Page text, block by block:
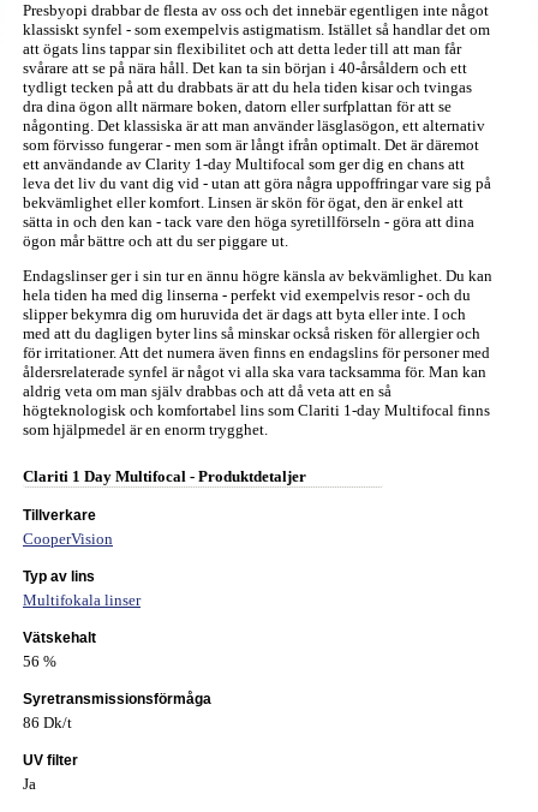
Presbyopi drabbar de flesta av oss och det innebär egentligen inte något
klassiskt synfel - som exempelvis astigmatism. Istället så handlar det om
att ögats lins tappar sin flexibilitet och att detta leder till att man får
svårare att se på nära håll. Det kan ta sin början i 40-årsåldern och ett
tydligt tecken på att du drabbats är att du hela tiden kisar och tvingas
dra dina ögon allt närmare boken, datorn eller surfplattan för att se
någonting. Det klassiska är att man använder läsglasögon, ett alternativ
som förvisso fungerar - men som är långt ifrån optimalt. Det är däremot
ett användande av Clarity 1-day Multifocal som ger dig en chans att
leva det liv du vant dig vid - utan att göra några uppoffringar vare sig på
bekvämlighet eller komfort. Linsen är skön för ögat, den är enkel att
sätta in och den kan - tack vare den höga syretillförseln - göra att dina
ögon mår bättre och att du ser piggare ut.
Endagslinser ger i sin tur en ännu högre känsla av bekvämlighet. Du kan
hela tiden ha med dig linserna - perfekt vid exempelvis resor - och du
slipper bekymra dig om huruvida det är dags att byta eller inte. I och
med att du dagligen byter lins så minskar också risken för allergier och
för irritationer. Att det numera även finns en endagslins för personer med
åldersrelaterade synfel är något vi alla ska vara tacksamma för. Man kan
aldrig veta om man själv drabbas och att då veta att en så
högteknologisk och komfortabel lins som Clariti 1-day Multifocal finns
som hjälpmedel är en enorm trygghet.
Clariti 1 Day Multifocal - Produktdetaljer
Tillverkare
CooperVision
Typ av lins
Multifokala linser
Vätskehalt
56 %
Syretransmissionsförmåga
86 Dk/t
UV filter
Ja